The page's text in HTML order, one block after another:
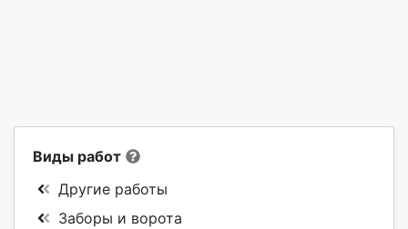
Виды работ
Другие работы
Заборы и ворота